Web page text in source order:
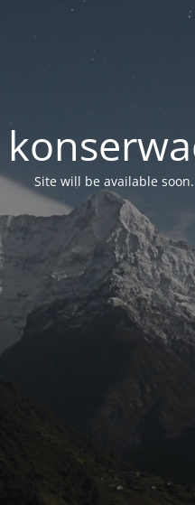
Site will be available